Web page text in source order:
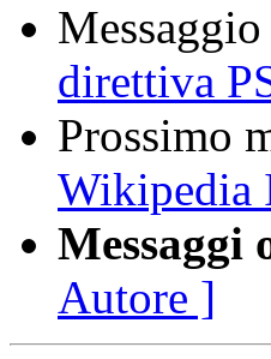
direttiva
Prossimo
Wikipedia
Messaggi
Autore ]